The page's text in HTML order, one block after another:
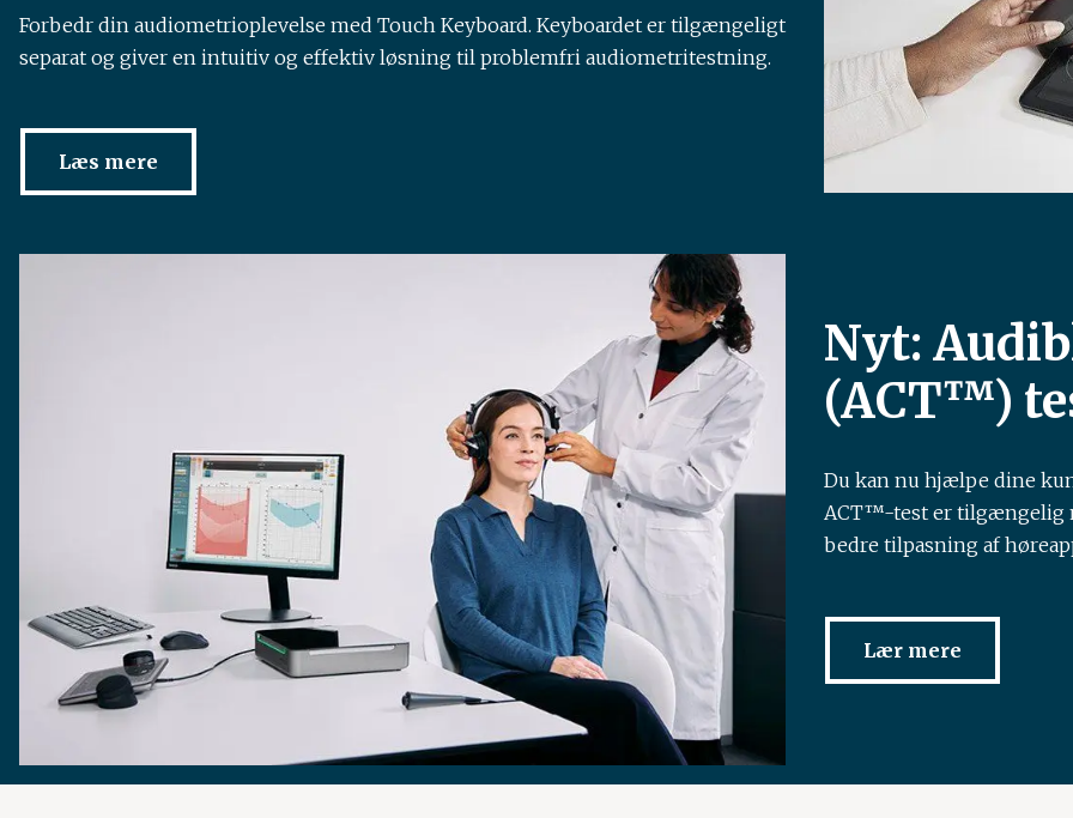
Forbedr din audiometrioplevelse med Touch Keyboard. Keyboardet er tilgængeligt
separat og giver en intuitiv og effektiv løsning til problemfri audiometritestning.
Læs mere
Nyt:
(ACT™)
Du kan nu hjælpe dine
ACT™-test er tilgængelig
bedre tilpasning af
Lær mere